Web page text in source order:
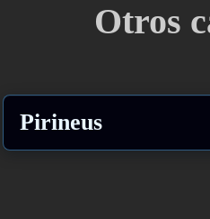
Otros
Pirineus